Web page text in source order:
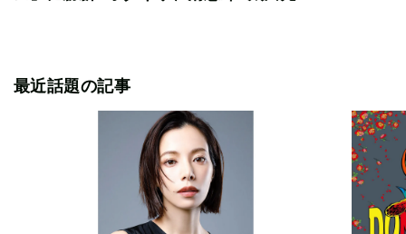
最近話題の記事